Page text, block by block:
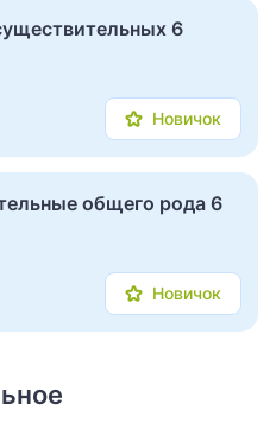
6
Новичок
общего рода 6
Новичок